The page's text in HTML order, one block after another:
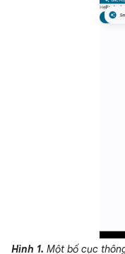
Hình 1. Một bố cục